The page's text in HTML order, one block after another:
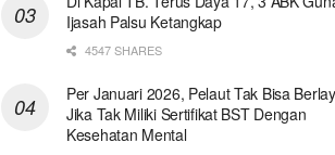
Ijasah Palsu Ketangkap
4547 SHARES
Per Januari 2026, Pelaut Tak Bisa
Jika Tak Miliki Sertifikat BST Dengan
Kesehatan Mental